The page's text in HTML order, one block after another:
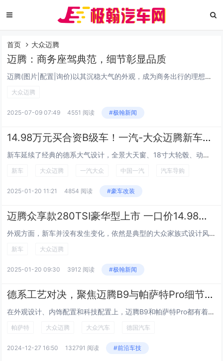
首页 大众迈腾
迈腾：商务座驾典范，细节彰显品质
迈腾(图片|配置|询价)以其沉稳大气的外观，成为商务出行的理想选择。前脸横幅式镀铬格栅与犀利大灯相连，拉宽视觉效果，尽显庄重；车身线条流畅，贯穿式的腰线搭配镀铬装饰条，优雅且富有力量感；车尾设计简洁大方，镀铬装饰条贯穿尾灯，提升整体精致感。...
大众迈腾
2025-07-09 07:49 4551 阅读 #极翰新闻
14.98万元买合资B级车！一汽-大众迈腾新车型上市
新车延续了经典的德系大气设计，全景大天窗、18寸大轮毂、动态转向尾灯等设计元素，不仅提升了整车的视觉美感，更赋予了车辆一种商务豪华的气质，展现出B级车应有的档次与气场。 新车在配置方面进行了全面升级，触控式三区独立空调、无钥匙进入系...
新车 大众迈腾 一汽大众 中国一汽 汽车导购
2025-01-20 11:21 4854 阅读 #豪车改装
迈腾众享款280TSI豪华型上市 一口价14.98万元
外观方面，新车并没有发生变化，依然是典型的大众家族式设计风格，整体造型稳重、大气。值得一提的是，新车还升级了18寸轮圈以及动态转向尾灯。 内饰方面，新车同样变化不大，继续配备8英寸液晶仪表盘以及9.2英寸中控屏。同时，新车还带...
新车 大众迈腾
2025-01-20 09:30 3912 阅读 #极翰新闻
德系工艺对决，聚焦迈腾B9与帕萨特Pro细节战场
在外观设计、内饰配置和科技配置上，迈腾B9和帕萨特Pro都有着一定的拥趸。作为B级车产品，两款车紧贴消费者需求，在同级别车型中都是性能翘楚。那么，该怎么选择呢？本文将对以上方面进行详细对比，为车友们提供选择建议。 风...
帕萨特 大众迈腾 大众汽车 德国汽车
2024-12-27 16:50 132791 阅读 #前沿车技